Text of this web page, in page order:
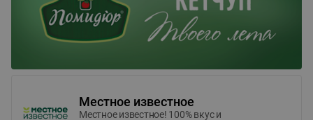
Местное известное
Местное известное! 100% вкус и